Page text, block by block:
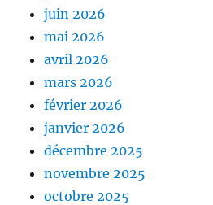
juin 2026
mai 2026
avril 2026
mars 2026
février 2026
janvier 2026
décembre 2025
novembre 2025
octobre 2025